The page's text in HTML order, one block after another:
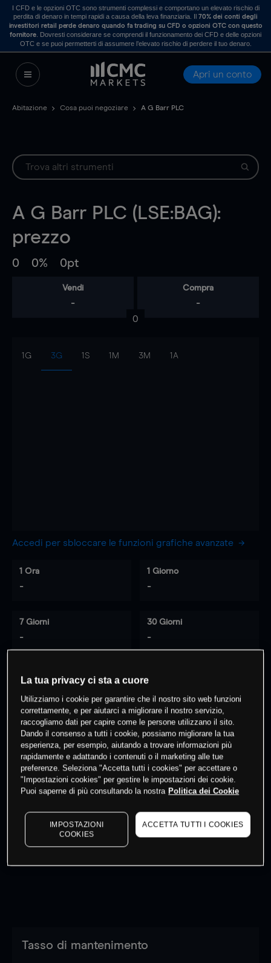
I CFD e le opzioni OTC sono strumenti complessi e comportano un elevato rischio di
perdita di denaro in tempi rapidi a causa della leva finanziaria. Il70% dei conti degli
investitori retail perde denaro quando fa trading su CFD o opzioni OTC con questo
fornitore . Dovresti considerare se comprendi il funzionamento dei CFD e delle opzioni
OTC e se puoi permetterti di assumere l’elevato rischio di perdere il tuo denaro.
Apri un conto
Abitazione Cosa puoi negoziare A G Barr PLC
A G Barr PLC (LSE:BAG):
prezzo
0 0% 0pt
Vendi
-
Compra
-
0
1G 3G 1S 1M 3M 1A
Accedi per sbloccare le funzioni grafiche avanzate
1 Ora
-
1 Giorno
-
7 Giorni
-
30 Giorni
-
% dei clienti hanno posizioni
questo prodotto
Fai trading
I prezzi sono solo indicativi. Accediper vedere gli ultimi
dati di mercato
to see latest market data
Tasso di mantenimento
La tua privacy ci sta a cuore
Utilizziamo i cookie per garantire che il nostro sito web funzioni
correttamente, e per aiutarci a migliorare il nostro servizio,
raccogliamo dati per capire come le persone utilizzano il sito.
Dando il consenso a tutti i cookie, possiamo migliorare la tua
esperienza, per esempio, aiutando a trovare informazioni più
rapidamente e adattando i contenuti o il marketing alle tue
preferenze. Seleziona "Accetta tutti i cookies" per accettare o
"Impostazioni cookies" per gestire le impostazioni dei cookie.
Puoi saperne di più consultando la nostra Politica dei Cookie
IMPOSTAZIONI
COOKIES
ACCETTA TUTTI I COOKIES